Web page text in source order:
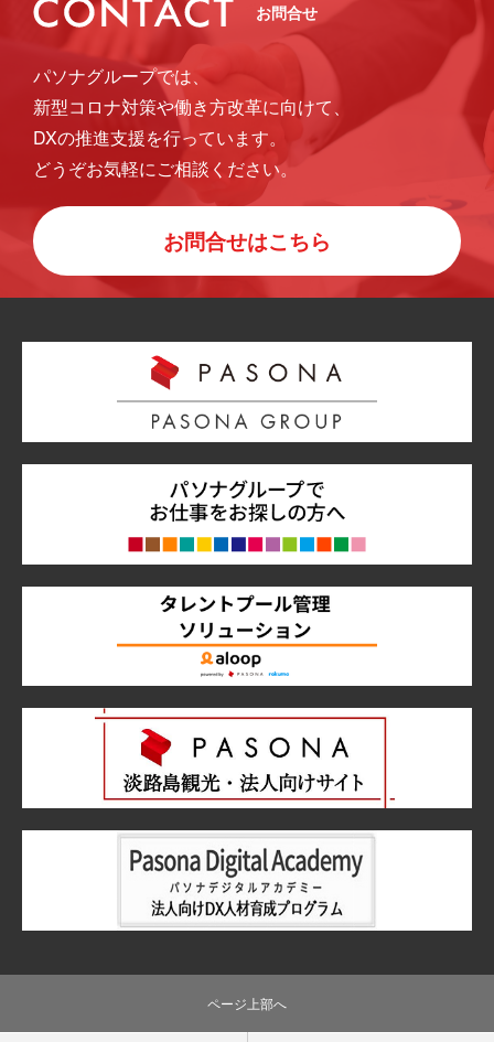
お問合せ
パソナグループでは、
新型コロナ対策や働き方改革に向けて、
DXの推進支援を行っています。
どうぞお気軽にご相談ください。
お問合せはこちら
ページ上部へ